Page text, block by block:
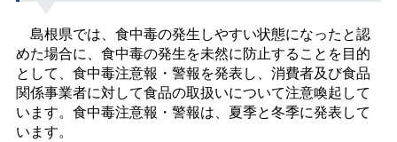
島根県では、食中毒の発生しやすい状態になったと認
めた場合に、食中毒の発生を未然に防止することを目的
として、食中毒注意報・警報を発表し、消費者及び食品
関係事業者に対して食品の取扱いについて注意喚起して
います。食中毒注意報・警報は、夏季と冬季に発表して
います。